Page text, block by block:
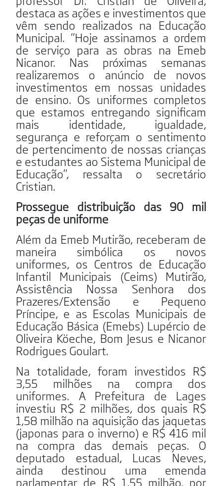
destaca as ações e investimentos que
vêm sendo realizados na Educação
Municipal. “Hoje assinamos a ordem
de serviço para as obras na Emeb
Nicanor. Nas próximas semanas
realizaremos o anúncio de novos
investimentos em nossas unidades
de ensino. Os uniformes completos
que estamos entregando significam
mais identidade, igualdade,
segurança e reforçam o sentimento
de pertencimento de nossas crianças
e estudantes ao Sistema Municipal de
Educação”, ressalta o secretário
Cristian.
Prossegue distribuição das 90 mil
peças de uniforme
Além da Emeb Mutirão, receberam de
maneira simbólica os novos
uniformes, os Centros de Educação
Infantil Municipais (Ceims) Mutirão,
Assistência Nossa Senhora dos
Prazeres/Extensão e Pequeno
Príncipe, e as Escolas Municipais de
Educação Básica (Emebs) Lupércio de
Oliveira Köeche, Bom Jesus e Nicanor
Rodrigues Goulart.
Na totalidade, foram investidos R$
3,55 milhões na compra dos
uniformes. A Prefeitura de Lages
investiu R$ 2 milhões, dos quais R$
1,58 milhão na aquisição das jaquetas
(japonas para o inverno) e R$ 416 mil
na compra das demais peças. O
deputado estadual, Lucas Neves,
ainda destinou uma emenda
parlamentar de R$ 1,55 milhão, por